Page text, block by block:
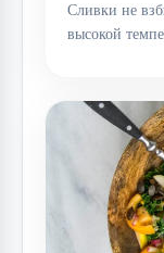
Сливки не
высокой